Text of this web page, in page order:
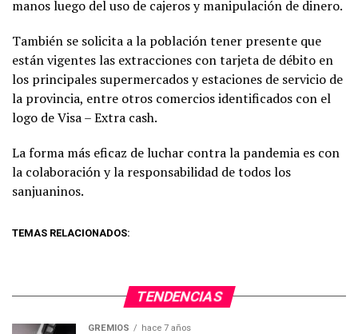
manos luego del uso de cajeros y manipulación de dinero.
También se solicita a la población tener presente que
están vigentes las extracciones con tarjeta de débito en
los principales supermercados y estaciones de servicio de
la provincia, entre otros comercios identificados con el
logo de Visa – Extra cash.
La forma más eficaz de luchar contra la pandemia es con
la colaboración y la responsabilidad de todos los
sanjuaninos.
TEMAS RELACIONADOS:
TENDENCIAS
GREMIOS hace 7 años